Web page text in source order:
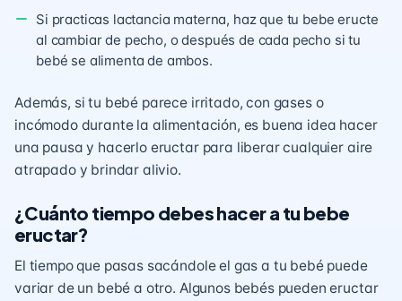
Si practicas lactancia materna, haz que tu bebe eructe
al cambiar de pecho, o después de cada pecho si tu
bebé se alimenta de ambos.
Además, si tu bebé parece irritado, con gases o
incómodo durante la alimentación, es buena idea hacer
una pausa y hacerlo eructar para liberar cualquier aire
atrapado y brindar alivio.
¿Cuánto tiempo debes hacer a tu bebe
eructar?
El tiempo que pasas sacándole el gas a tu bebé puede
variar de un bebé a otro. Algunos bebés pueden eructar